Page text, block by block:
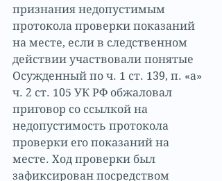
признания недопустимым
протокола проверки показаний
на месте, если в следственном
действии участвовали понятые
Осужденный по ч. 1 ст. 139, п. «а»
ч. 2 ст. 105 УК РФ обжаловал
приговор со ссылкой на
недопустимость протокола
проверки его показаний на
месте. Ход проверки был
зафиксирован посредством